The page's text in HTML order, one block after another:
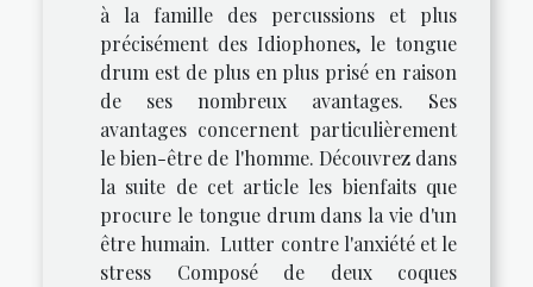
à la famille des percussions et plus
précisément des Idiophones, le tongue
drum est de plus en plus prisé en raison
de ses nombreux avantages. Ses
avantages concernent particulièrement
le bien-être de l'homme. Découvrez dans
la suite de cet article les bienfaits que
procure le tongue drum dans la vie d'un
être humain. Lutter contre l'anxiété et le
stress Composé de deux coques